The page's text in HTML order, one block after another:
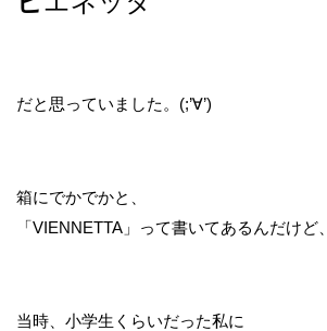
だと思っていました。(;’∀’)
箱にでかでかと、
「VIENNETTA」って書いてあるんだけど、
当時、小学生くらいだった私に